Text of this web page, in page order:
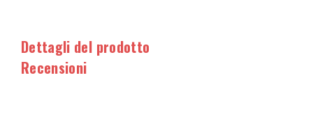
Dettagli del prodotto
Recensioni